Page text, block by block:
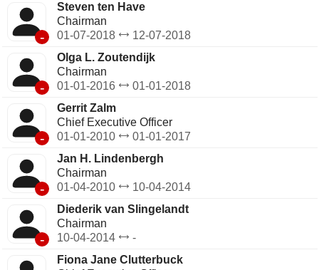
-
Steven ten Have
Chairman
01-07-2018
12-07-2018
-
Olga L. Zoutendijk
Chairman
01-01-2016
01-01-2018
-
Gerrit Zalm
Chief Executive Officer
01-01-2010
01-01-2017
-
Jan H. Lindenbergh
Chairman
01-04-2010
10-04-2014
-
Diederik van Slingelandt
Chairman
10-04-2014
-
Fiona Jane Clutterbuck